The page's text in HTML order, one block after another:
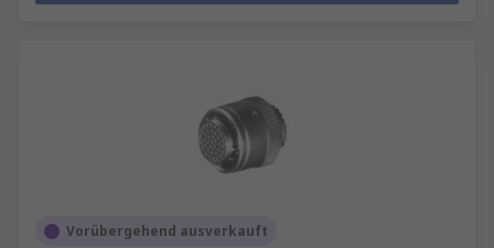
Vorübergehend ausverkauft